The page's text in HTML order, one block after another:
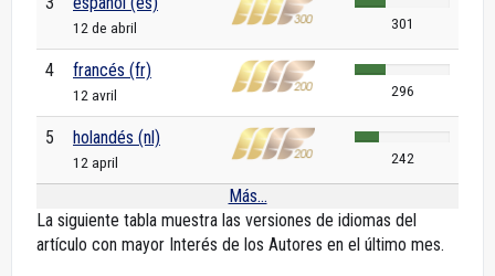
12 de abril 301
4 francés (fr)
12 avril 296
5 holandés (nl)
12 april 242
Más...
La siguiente tabla muestra las versiones de idiomas del
artículo con mayor Interés de los Autores en el último mes.